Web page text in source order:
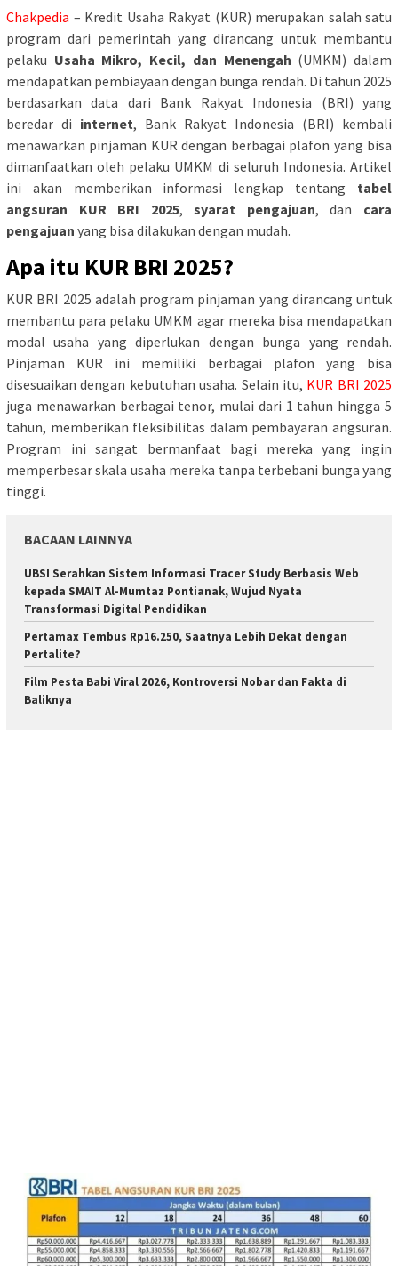
Chakpedia – Kredit Usaha Rakyat (KUR) merupakan salah satu
program dari pemerintah yang dirancang untuk membantu
pelaku Usaha Mikro, Kecil, dan Menengah (UMKM) dalam
mendapatkan pembiayaan dengan bunga rendah. Di tahun 2025
berdasarkan data dari Bank Rakyat Indonesia (BRI) yang
beredar di internet, Bank Rakyat Indonesia (BRI) kembali
menawarkan pinjaman KUR dengan berbagai plafon yang bisa
dimanfaatkan oleh pelaku UMKM di seluruh Indonesia. Artikel
ini akan memberikan informasi lengkap tentang tabel
angsuran KUR BRI 2025,syarat pengajuan, dan cara
pengajuan yang bisa dilakukan dengan mudah.
Apa itu KUR BRI 2025?
KUR BRI 2025 adalah program pinjaman yang dirancang untuk
membantu para pelaku UMKM agar mereka bisa mendapatkan
modal usaha yang diperlukan dengan bunga yang rendah.
Pinjaman KUR ini memiliki berbagai plafon yang bisa
disesuaikan dengan kebutuhan usaha. Selain itu, KUR BRI 2025
juga menawarkan berbagai tenor, mulai dari 1 tahun hingga 5
tahun, memberikan fleksibilitas dalam pembayaran angsuran.
Program ini sangat bermanfaat bagi mereka yang ingin
memperbesar skala usaha mereka tanpa terbebani bunga yang
tinggi.
BACAAN LAINNYA
UBSI Serahkan Sistem Informasi Tracer Study Berbasis Web
kepada SMAIT Al-Mumtaz Pontianak, Wujud Nyata
Transformasi Digital Pendidikan
Pertamax Tembus Rp16.250, Saatnya Lebih Dekat dengan
Pertalite?
Film Pesta Babi Viral 2026, Kontroversi Nobar dan Fakta di
Baliknya